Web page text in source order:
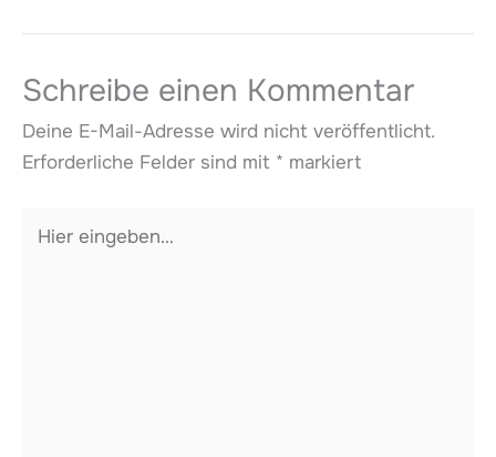
Schreibe einen Kommentar
Deine E-Mail-Adresse wird nicht veröffentlicht.
Erforderliche Felder sind mit * markiert
eingeben…